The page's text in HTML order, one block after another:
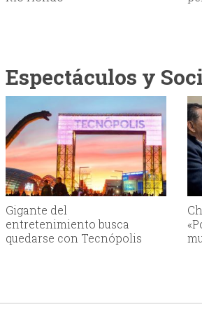
Espectáculos y
Gigante del
entretenimiento busca
quedarse con Tecnópolis